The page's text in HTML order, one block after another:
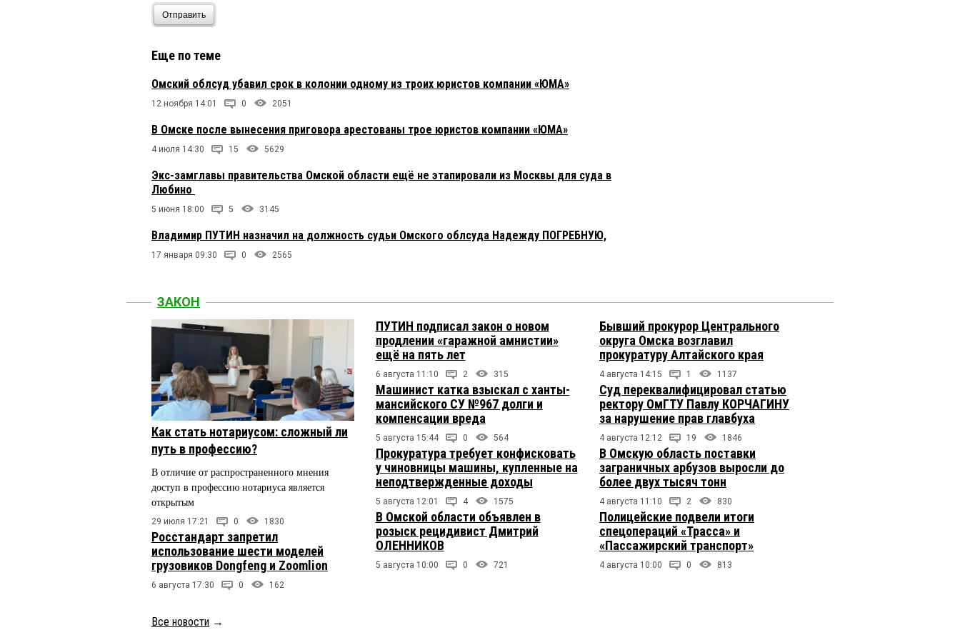
Отправить
Еще по теме
Омский облсуд убавил срок в колонии одному из троих юристов компании «ЮМА»
12 ноября 14:01 0 2051
В Омске после вынесения приговора арестованы трое юристов компании «ЮМА»
4 июля 14:30 15 5629
Экс-замглавы правительства Омской области ещё не этапировали из Москвы для суда в
Любино
5 июня 18:00 5 3145
Владимир ПУТИН назначил на должность судьи Омского облсуда Надежду ПОГРЕБНУЮ,
17 января 09:30 0 2565
ЗАКОН
Как стать нотариусом: сложный ли
путь в профессию?
В отличие от распространенного мнения
доступ в профессию нотариуса является
открытым
29 июля 17:21 0 1830
Росстандарт запретил
использование шести моделей
грузовиков Dongfeng и Zoomlion
6 августа 17:30 0 162
ПУТИН подписал закон о новом
продлении «гаражной амнистии»
ещё на пять лет
6 августа 11:10 2 315
Машинист катка взыскал с ханты-
мансийского СУ №967 долги и
компенсации вреда
5 августа 15:44 0 564
Прокуратура требует конфисковать
у чиновницы машины, купленные на
неподтвержденные доходы
5 августа 12:01 4 1575
В Омской области объявлен в
розыск рецидивист Дмитрий
ОЛЕННИКОВ
5 августа 10:00 0 721
Бывший прокурор Центрального
округа Омска возглавил
прокуратуру Алтайского края
4 августа 14:15 1 1137
Суд переквалифицировал статью
ректору ОмГТУ Павлу КОРЧАГИНУ
за нарушение прав главбуха
4 августа 12:12 19 1846
В Омскую область поставки
заграничных арбузов выросли до
более двух тысяч тонн
4 августа 11:10 2 830
Полицейские подвели итоги
спецопераций «Трасса» и
«Пассажирский транспорт»
4 августа 10:00 0 813
Все новости →